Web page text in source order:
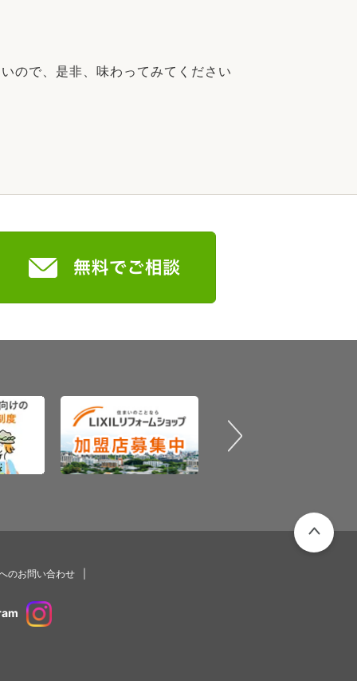
ので、是非、味わってみてください
のお問い合わせ